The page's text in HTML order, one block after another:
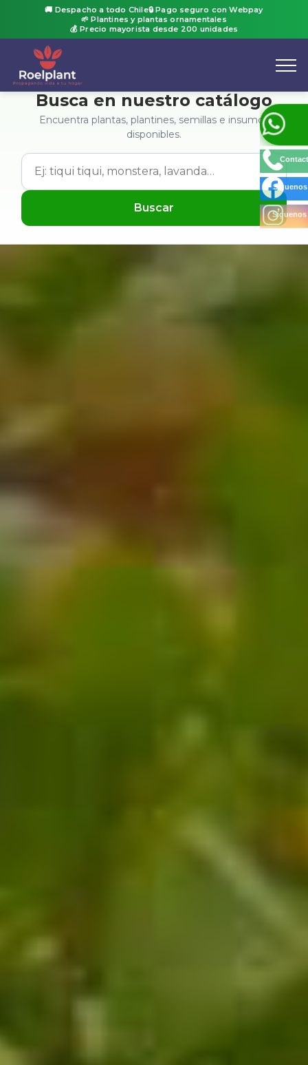
🚚 Despacho a todo Chile🔒 Pago seguro con Webpay
🌱 Plantines y plantas ornamentales
💰 Precio mayorista desde 200 unidades
Busca en nuestro catálogo
Encuentra plantas, plantines, semillas e insumos
disponibles.
Buscar